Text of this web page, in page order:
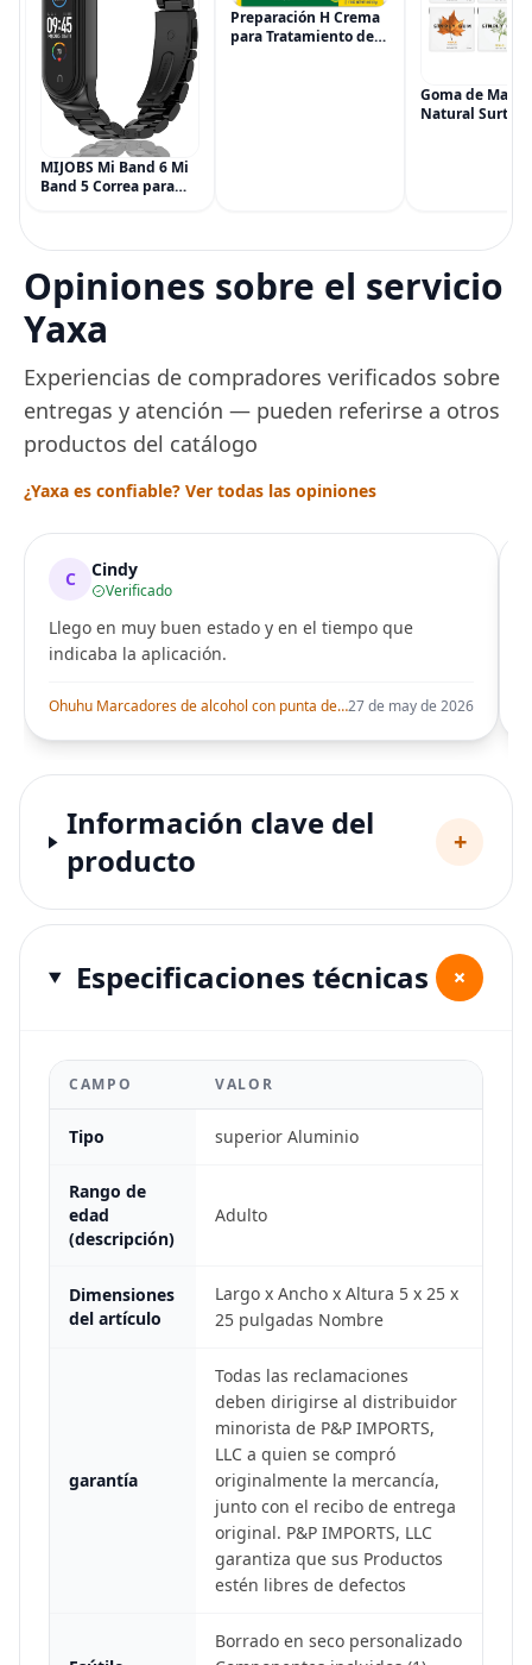
MIJOBS Mi Band 6 Mi
Band 5 Correa para
de metal para Mi
Smart Band 6
Preparación H Crema
para Tratamiento de
Goma de
Natural
Opiniones sobre el servicio
Yaxa
Experiencias de compradores verificados sobre
entregas y atención — pueden referirse a otros
productos del catálogo
¿Yaxa es confiable? Ver todas las opiniones
C Cindy
Verificado
Llego en muy buen estado y en el tiempo que
indicaba la aplicación.
Ohuhu Marcadores de alcohol con punta de pincel – Juego de marcadores artísticos de doble punta con certificación AP para artistas adultos27 de may de 2026
Información clave del
producto
+
Especificaciones técnicas +
CAMPO VALOR
Tipo superior Aluminio
Rango de
edad
(descripción)
Adulto
Dimensiones
del artículo
Largo x Ancho x Altura 5 x 25 x
25 pulgadas Nombre
garantía
Todas las reclamaciones
deben dirigirse al distribuidor
minorista de P&P IMPORTS,
LLC a quien se compró
originalmente la mercancía,
junto con el recibo de entrega
original. P&P IMPORTS, LLC
garantiza que sus Productos
estén libres de defectos
Borrado en seco personalizado